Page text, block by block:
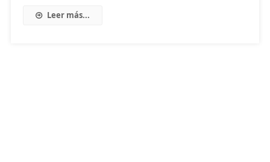
Leer más...